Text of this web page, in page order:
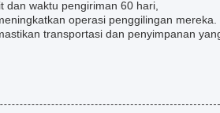
waktu pengiriman 60 hari,
operasi penggilingan mereka.
transportasi dan penyimpanan